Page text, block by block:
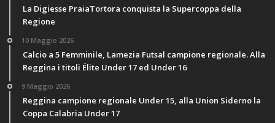
La Digiesse PraiaTortora conquista la Supercoppa della
Regione
10 Maggio 2026
Calcio a 5 Femminile, Lamezia Futsal campione regionale. Alla
Reggina i titoli Élite Under 17 ed Under 16
9 Maggio 2026
Reggina campione regionale Under 15, alla Union Siderno la
Coppa Calabria Under 17